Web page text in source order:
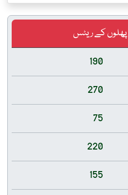
پھلوں کے ریٹس
190
270
75
220
155